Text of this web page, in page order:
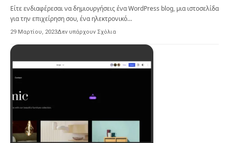
Είτε ενδιαφέρεσαι να δημιουργήσεις ένα WordPress blog, μια ιστοσελίδα
για την επιχείρηση σου, ένα ηλεκτρονικό…
29 Μαρτίου, 2023Δεν υπάρχουν Σχόλια